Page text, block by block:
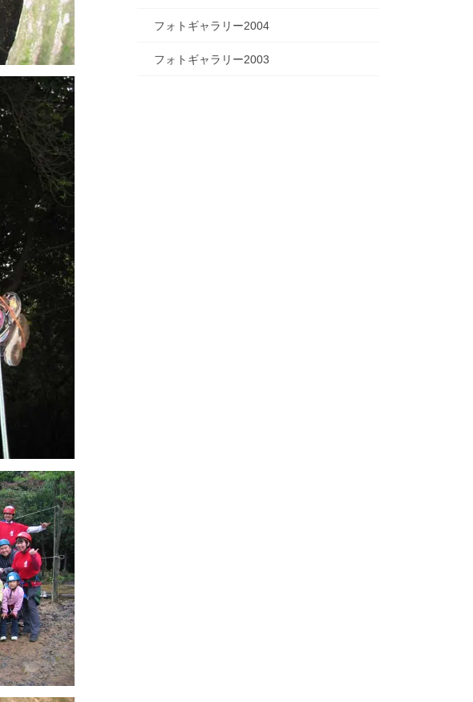
フォトギャラリー2004
フォトギャラリー2003